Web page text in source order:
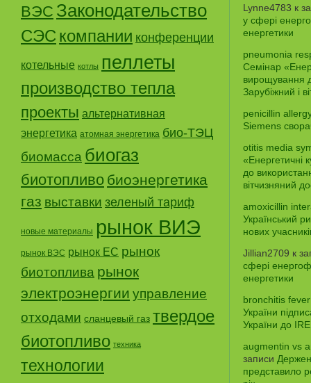
ВЭС Законодательство
СЭС компании конференции
котельные котлы пеллеты
производство тепла
проекты альтернативная
энергетика атомная энергетика био-ТЭЦ
биомасса биогаз
биотопливо биоэнергетика
газ выставки зеленый тариф
новые материалы рынок ВИЭ
рынок ВЭС рынок ЕС рынок
биотоплива рынок
электроэнергии управление
отходами сланцевый газ твердое
биотопливо техника
технологии
Lynne4783 к
у сфері
енергетики
pneumonia
Семінар
вирощування
Зарубіжний і
penicillin
Siemens
otitis media
«Енергетичні
до
вітчизняний
amoxicillin
Український
нових
Jillian2709 к
сфері
енергетики
bronchitis fever
України
України до
augmentin vs
записи
представило